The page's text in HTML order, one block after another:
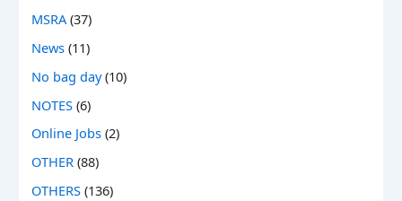
MSRA (37)
News (11)
No bag day(10)
NOTES (6)
Online Jobs (2)
OTHER (88)
OTHERS (136)